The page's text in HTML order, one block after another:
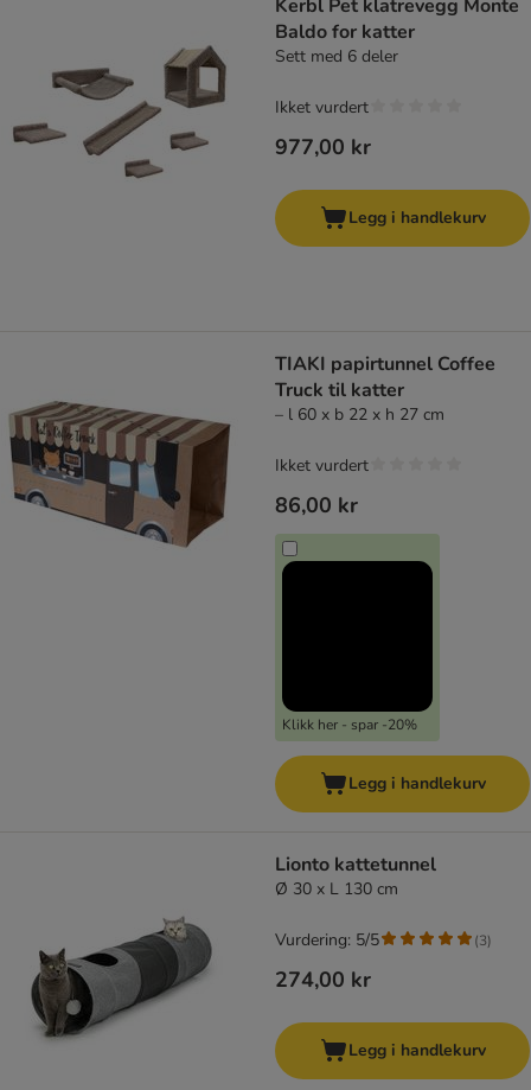
Kerbl Pet klatrevegg Monte
Baldo for katter
Sett med 6 deler
977,00 kr
Ikket vurdert
Legg i handlekurv
TIAKI papirtunnel Coffee
Truck til katter
– l 60 x b 22 x h 27 cm
86,00 kr
Klikk her - spar -20%
Ikket vurdert
Legg i handlekurv
Lionto kattetunnel
Ø 30 x L 130 cm
274,00 kr
Vurdering: 5/5 (3)
Legg i handlekurv